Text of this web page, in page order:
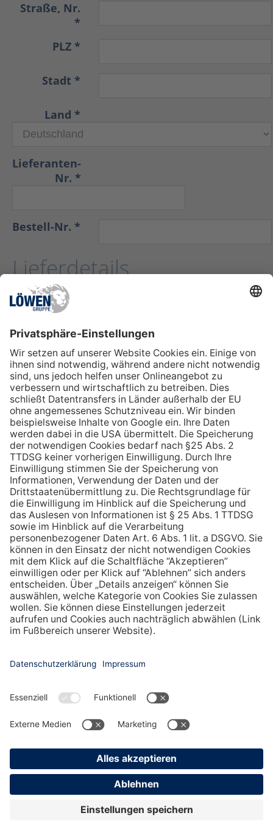
Straße, Nr.
*
PLZ *
Stadt *
Land *
Lieferanten-
Nr. *
Bestell-Nr. *
Lieferdetails
LADUNGSTRÄGER 1
Materialbezeichnung
*
Material-
Nr. *
Menge *
Ladungsträger
mehrfach
ausdrucken
Ladungsträger hinzufügen
EXPLORE
Verantwortung
Karriere
Einkauf
E-Invoicing
Copyright © 2026
All rights reserved